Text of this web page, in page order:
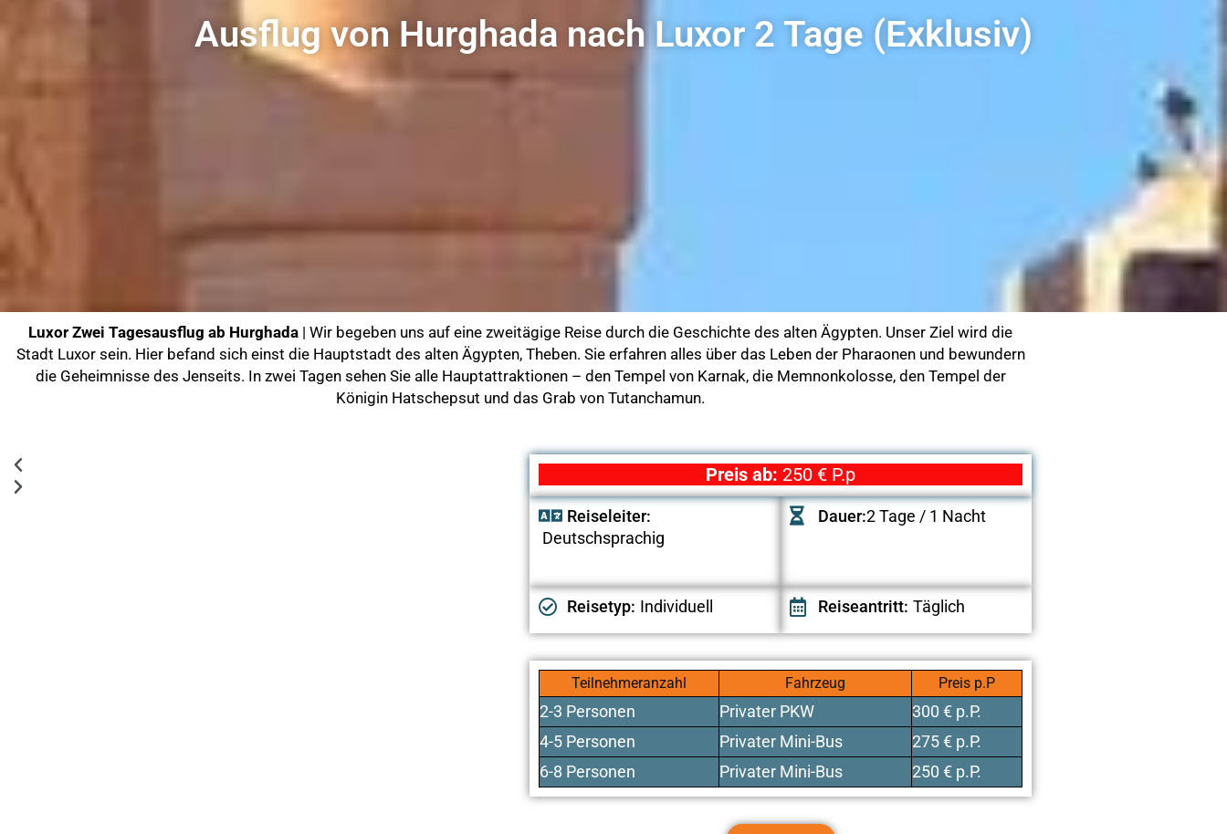
Ausflug von Hurghada nach Luxor 2 Tage (Exklusiv)
Luxor Zwei Tagesausflug ab Hurghada | Wir begeben uns auf eine zweitägige Reise durch die Geschichte des alten Ägypten. Unser Ziel wird die
Stadt Luxor sein. Hier befand sich einst die Hauptstadt des alten Ägypten, Theben. Sie erfahren alles über das Leben der Pharaonen und bewundern
die Geheimnisse des Jenseits. In zwei Tagen sehen Sie alle Hauptattraktionen – den Tempel von Karnak, die Memnonkolosse, den Tempel der
Königin Hatschepsut und das Grab von Tutanchamun.
Preis ab: 250 € P.p
Reiseleiter:
Deutschsprachig
Dauer:2 Tage / 1 Nacht
Reisetyp: Individuell Reiseantritt: Täglich
Teilnehmeranzahl Fahrzeug Preis p.P
2-3 Personen Privater PKW
300 € p.P.
4-5 Personen
Privater Mini-Bus
275 € p.P.
6-8 Personen
Privater Mini-Bus 250 € p.P.